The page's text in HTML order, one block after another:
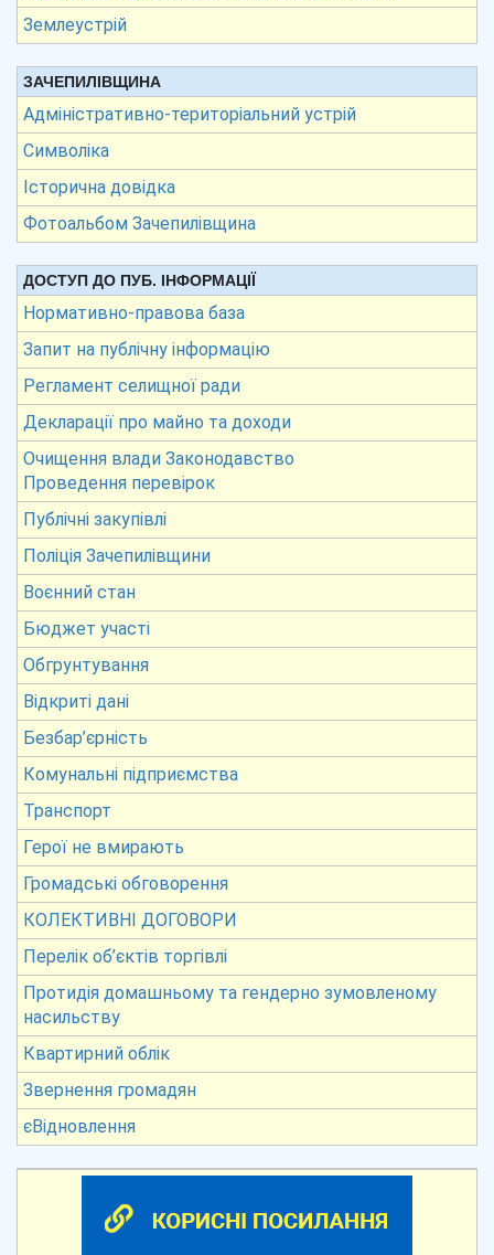
Землеустрій
ЗАЧЕПИЛІВЩИНА
Адміністративно-територіальний устрій
Символіка
Історична довідка
Фотоальбом Зачепилівщина
ДОСТУП ДО ПУБ. ІНФОРМАЦІЇ
Нормативно-правова база
Запит на публічну інформацію
Регламент селищної ради
Декларації про майно та доходи
Очищення влади Законодавство
Проведення перевірок
Публічні закупівлі
Поліція Зачепилівщини
Воєнний стан
Бюджет участі
Обгрунтування
Відкриті дані
Безбар’єрність
Комунальні підприємства
Транспорт
Герої не вмирають
Громадські обговорення
КОЛЕКТИВНІ ДОГОВОРИ
Перелік об’єктів торгівлі
Протидія домашньому та гендерно зумовленому
насильству
Квартирний облік
Звернення громадян
єВідновлення